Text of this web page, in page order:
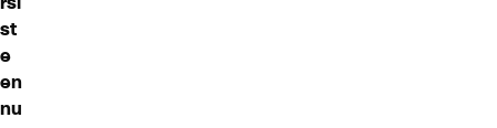
st
e
en
nu